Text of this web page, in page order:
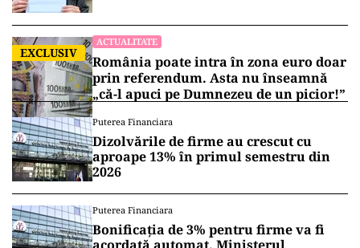
EXCLUSIV
ACTUALITATE
România poate intra în zona euro doar
prin referendum. Asta nu înseamnă
„că-l apuci pe Dumnezeu de un picior!”
Puterea Financiara
Dizolvările de firme au crescut cu
aproape 13% în primul semestru din
2026
Puterea Financiara
Bonificația de 3% pentru firme va fi